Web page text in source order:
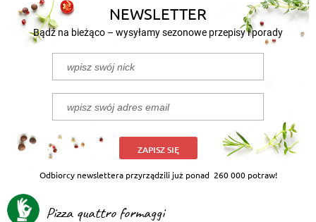
NEWSLETTER
Bądź na bieżąco – wysyłamy sezonowe przepisy i porady
ZAPISZ SIĘ
Odbiorcy newslettera przyrządzili już ponad 260 000 potraw!
Pizza quattro formaggi